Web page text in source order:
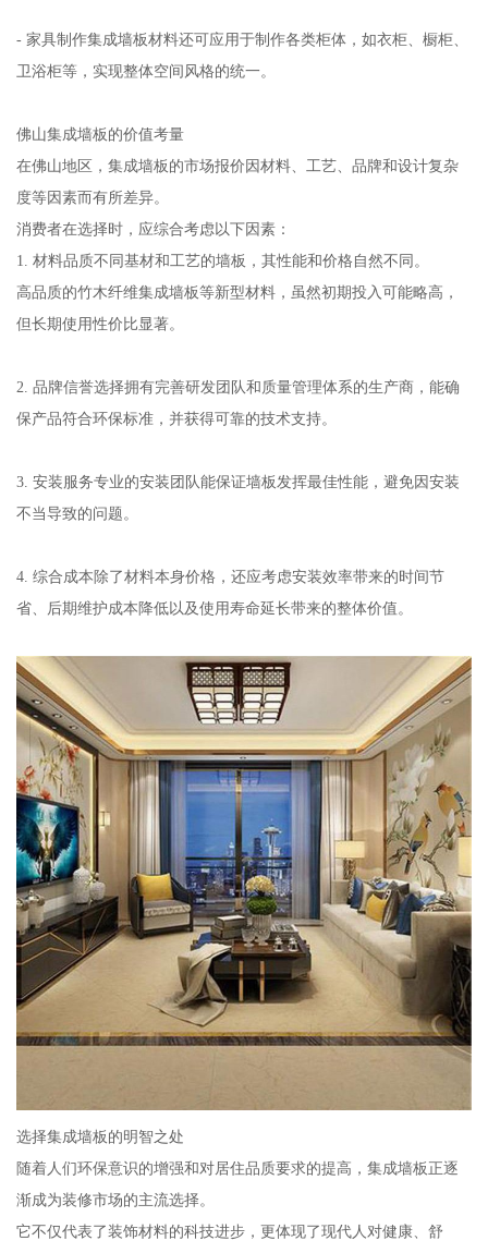
- 家具制作集成墙板材料还可应用于制作各类柜体，如衣柜、橱柜、
卫浴柜等，实现整体空间风格的统一。
佛山集成墙板的价值考量
在佛山地区，集成墙板的市场报价因材料、工艺、品牌和设计复杂
度等因素而有所差异。
消费者在选择时，应综合考虑以下因素：
1. 材料品质不同基材和工艺的墙板，其性能和价格自然不同。
高品质的竹木纤维集成墙板等新型材料，虽然初期投入可能略高，
但长期使用性价比显著。
2. 品牌信誉选择拥有完善研发团队和质量管理体系的生产商，能确
保产品符合环保标准，并获得可靠的技术支持。
3. 安装服务专业的安装团队能保证墙板发挥最佳性能，避免因安装
不当导致的问题。
4. 综合成本除了材料本身价格，还应考虑安装效率带来的时间节
省、后期维护成本降低以及使用寿命延长带来的整体价值。
选择集成墙板的明智之处
随着人们环保意识的增强和对居住品质要求的提高，集成墙板正逐
渐成为装修市场的主流选择。
它不仅代表了装饰材料的科技进步，更体现了现代人对健康、舒